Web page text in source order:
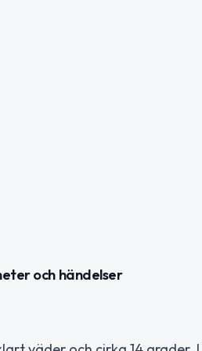
och händelser